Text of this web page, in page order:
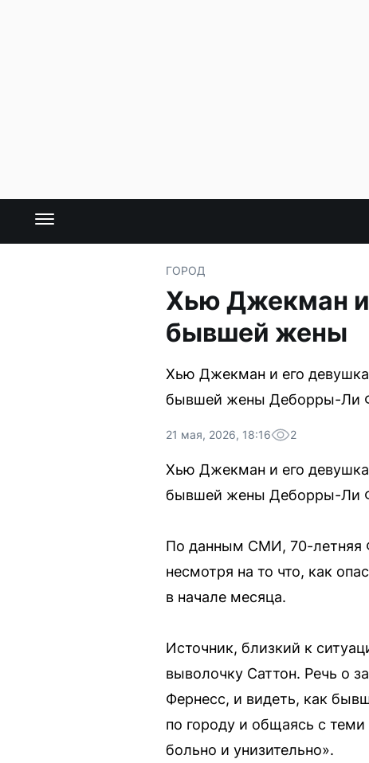
ГОРОД
Хью Джекман
бывшей жены
Хью Джекман и его
бывшей жены Деборры-Ли
21 мая, 2026, 18:16 2
Хью Джекман и его
бывшей жены Деборры-Ли
По данным СМИ, 70-летняя
несмотря на то что, как
в начале месяца.
Источник, близкий к
выволочку Саттон. Речь о
Фернесс, и видеть, как
по городу и общаясь с
больно и унизительно».